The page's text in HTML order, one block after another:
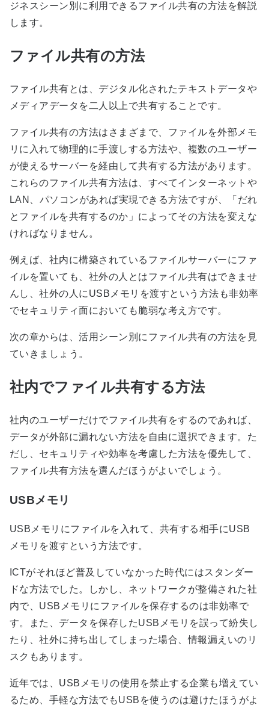
ジネスシーン別に利用できるファイル共有の方法を解説
します。
ファイル共有の方法
ファイル共有とは、デジタル化されたテキストデータや
メディアデータを二人以上で共有することです。
ファイル共有の方法はさまざまで、ファイルを外部メモ
リに入れて物理的に手渡しする方法や、複数のユーザー
が使えるサーバーを経由して共有する方法があります。
これらのファイル共有方法は、すべてインターネットや
LAN、パソコンがあれば実現できる方法ですが、「だれ
とファイルを共有するのか」によってその方法を変えな
ければなりません。
例えば、社内に構築されているファイルサーバーにファ
イルを置いても、社外の人とはファイル共有はできませ
んし、社外の人にUSBメモリを渡すという方法も非効率
でセキュリティ面においても脆弱な考え方です。
次の章からは、活用シーン別にファイル共有の方法を見
ていきましょう。
社内でファイル共有する方法
社内のユーザーだけでファイル共有をするのであれば、
データが外部に漏れない方法を自由に選択できます。た
だし、セキュリティや効率を考慮した方法を優先して、
ファイル共有方法を選んだほうがよいでしょう。
USBメモリ
USBメモリにファイルを入れて、共有する相手にUSB
メモリを渡すという方法です。
ICTがそれほど普及していなかった時代にはスタンダー
ドな方法でした。しかし、ネットワークが整備された社
内で、USBメモリにファイルを保存するのは非効率で
す。また、データを保存したUSBメモリを誤って紛失し
たり、社外に持ち出してしまった場合、情報漏えいのリ
スクもあります。
近年では、USBメモリの使用を禁止する企業も増えてい
るため、手軽な方法でもUSBを使うのは避けたほうがよ